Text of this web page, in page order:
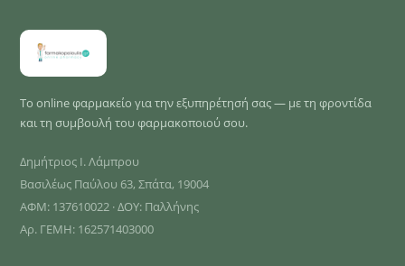
Το online φαρμακείο για την εξυπηρέτησή σας — με τη φροντίδα
και τη συμβουλή του φαρμακοποιού σου.
Δημήτριος Ι. Λάμπρου
Βασιλέως Παύλου 63, Σπάτα, 19004
ΑΦΜ: 137610022 · ΔΟΥ: Παλλήνης
Αρ. ΓΕΜΗ: 162571403000